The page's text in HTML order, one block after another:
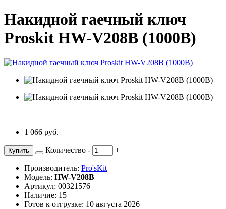
Накидной гаечный ключ
Proskit HW-V208B (1000В)
1 066 руб.
Купить Количество - +
Производитель: Pro'sKit
Модель: HW-V208B
Артикул: 00321576
Наличие: 15
Готов к отгрузке: 10 августа 2026